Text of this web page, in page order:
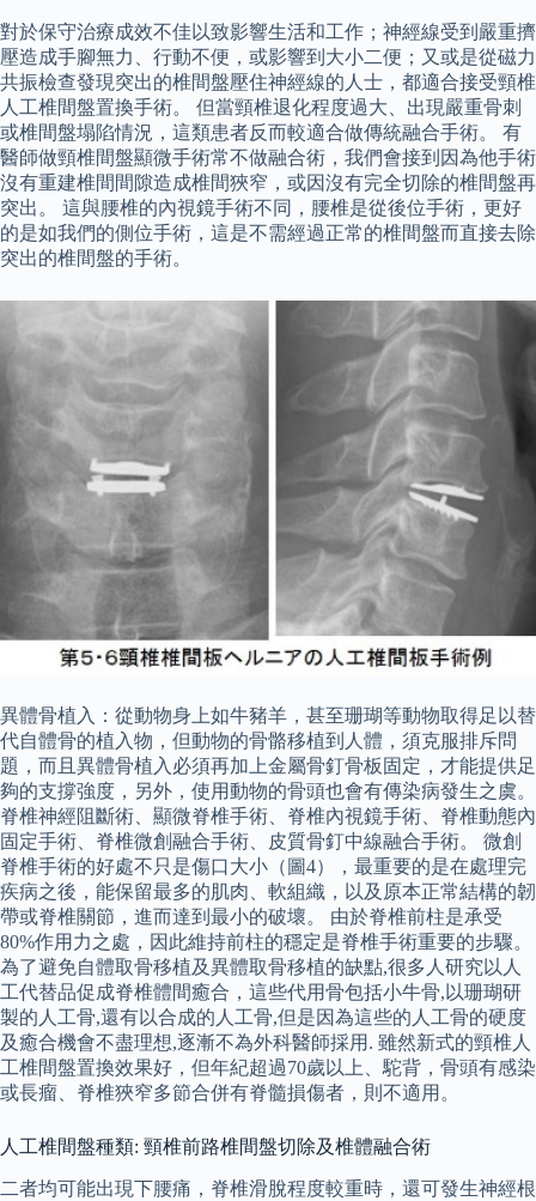
對於保守治療成效不佳以致影響生活和工作；神經線受到嚴重擠
壓造成手腳無力、行動不便，或影響到大小二便；又或是從磁力
共振檢查發現突出的椎間盤壓住神經線的人士，都適合接受頸椎
人工椎間盤置換手術。 但當頸椎退化程度過大、出現嚴重骨刺
或椎間盤塌陷情況，這類患者反而較適合做傳統融合手術。 有
醫師做頸椎間盤顯微手術常不做融合術，我們會接到因為他手術
沒有重建椎間間隙造成椎間狹窄，或因沒有完全切除的椎間盤再
突出。 這與腰椎的內視鏡手術不同，腰椎是從後位手術，更好
的是如我們的側位手術，這是不需經過正常的椎間盤而直接去除
突出的椎間盤的手術。
異體骨植入：從動物身上如牛豬羊，甚至珊瑚等動物取得足以替
代自體骨的植入物，但動物的骨骼移植到人體，須克服排斥問
題，而且異體骨植入必須再加上金屬骨釘骨板固定，才能提供足
夠的支撐強度，另外，使用動物的骨頭也會有傳染病發生之虞。
脊椎神經阻斷術、顯微脊椎手術、脊椎內視鏡手術、脊椎動態內
固定手術、脊椎微創融合手術、皮質骨釘中線融合手術。 微創
脊椎手術的好處不只是傷口大小（圖4），最重要的是在處理完
疾病之後，能保留最多的肌肉、軟組織，以及原本正常結構的韌
帶或脊椎關節，進而達到最小的破壞。 由於脊椎前柱是承受
80%作用力之處，因此維持前柱的穩定是脊椎手術重要的步驟。
為了避免自體取骨移植及異體取骨移植的缺點,很多人研究以人
工代替品促成脊椎體間癒合，這些代用骨包括小牛骨,以珊瑚研
製的人工骨,還有以合成的人工骨,但是因為這些的人工骨的硬度
及癒合機會不盡理想,逐漸不為外科醫師採用. 雖然新式的頸椎人
工椎間盤置換效果好，但年紀超過70歲以上、駝背，骨頭有感染
或長瘤、脊椎狹窄多節合併有脊髓損傷者，則不適用。
人工椎間盤種類: 頸椎前路椎間盤切除及椎體融合術
二者均可能出現下腰痛，脊椎滑脫程度較重時，還可發生神經根